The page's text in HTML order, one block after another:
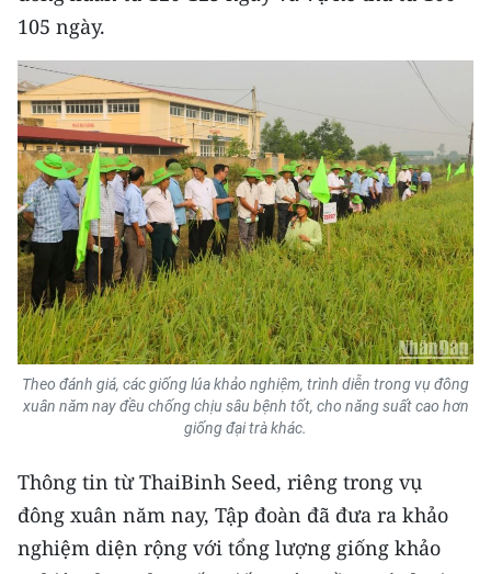
CHUYÊN ĐỀ
CÁC CHUYÊN TRANG
VỀ BÁO NHÂN DÂN
THỜI NAY
NHÂN DÂN CUỐI TUẦN
NHÂN DÂN HẰNG THÁNG
MUA BÁO
ENGLISH
中文
105 ngày.
Theo đánh giá, các giống lúa khảo nghiệm, trình diễn trong vụ đông
xuân năm nay đều chống chịu sâu bệnh tốt, cho năng suất cao hơn
giống đại trà khác.
Thông tin từ ThaiBinh Seed, riêng trong vụ
đông xuân năm nay, Tập đoàn đã đưa ra khảo
nghiệm diện rộng với tổng lượng giống khảo